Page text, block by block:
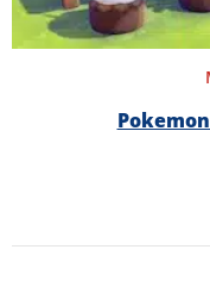
Pokemon